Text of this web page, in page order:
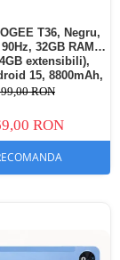
T36, Negru,
32GB RAM
extensibili),
15, 8800mAh,
SIM
RON
RON